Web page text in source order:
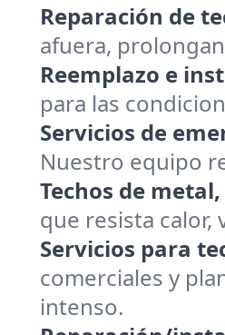
Reparación de
afuera,
Reemplazo e
para las
Servicios de
Nuestro equipo
Techos de
que resista calor,
Servicios para
comerciales y
intenso.